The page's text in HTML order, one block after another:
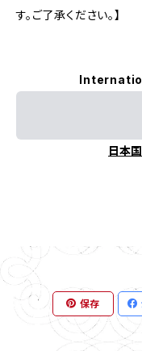
す。ご了承ください。】
日本
保存